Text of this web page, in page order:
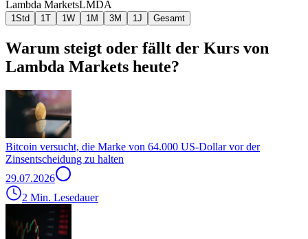
Lambda MarketsLMDA
1Std 1T 1W 1M 3M 1J Gesamt
Warum steigt oder fällt der Kurs von
Lambda Markets heute?
Bitcoin versucht, die Marke von 64.000 US-Dollar vor der
Zinsentscheidung zu halten
29.07.2026
2 Min. Lesedauer